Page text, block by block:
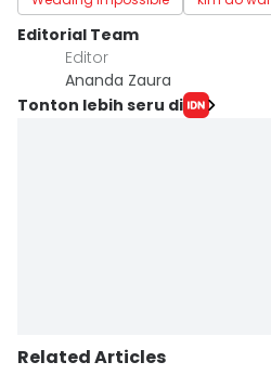
Editorial Team
Editor
Ananda Zaura
Tonton lebih seru di
Related Articles